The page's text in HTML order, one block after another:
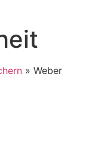
» Weber